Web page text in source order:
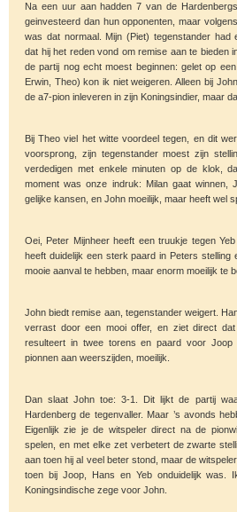
Na een uur aan hadden 7 van de
geinvesteerd dan hun opponenten, maar
was dat normaal. Mijn (Piet) tegenstander had
dat hij het reden vond om remise aan te bieden
de partij nog echt moest beginnen: gelet op
Erwin, Theo) kon ik niet weigeren. Alleen bij
de a7-pion inleveren in zijn Koningsindier, maar
Bij Theo viel het witte voordeel tegen, en dit
voorsprong, zijn tegenstander moest zijn
verdedigen met enkele minuten op de klok,
moment was onze indruk: Milan gaat winnen,
gelijke kansen, en John moeilijk, maar heeft wel
Oei, Peter Mijnheer heeft een truukje tegen
heeft duidelijk een sterk paard in Peters stelling
mooie aanval te hebben, maar enorm moeilijk te
John biedt remise aan, tegenstander weigert.
verrast door een mooi offer, en ziet direct
resulteert in twee torens en paard voor
pionnen aan weerszijden, moeilijk.
Dan slaat John toe: 3-1. Dit lijkt de partij
Hardenberg de tegenvaller. Maar ’s avonds
Eigenlijk zie je de witspeler direct na de
spelen, en met elke zet verbetert de zwarte
aan toen hij al veel beter stond, maar de
toen bij Joop, Hans en Yeb onduidelijk was.
Koningsindische zege voor John.